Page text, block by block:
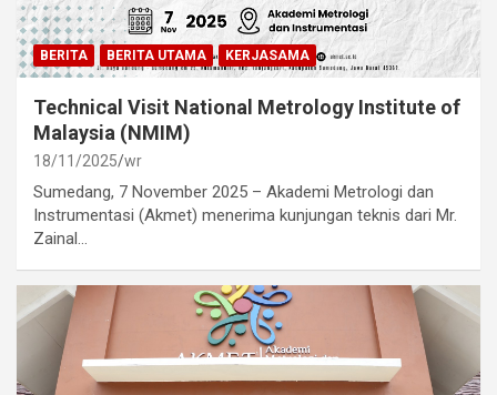
BERITA BERITA UTAMA KERJASAMA
Technical Visit National Metrology Institute of
Malaysia (NMIM)
18/11/2025 wr
Sumedang, 7 November 2025 – Akademi Metrologi dan
Instrumentasi (Akmet) menerima kunjungan teknis dari Mr.
Zainal…